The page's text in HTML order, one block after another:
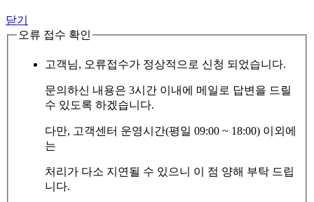
닫기
오류 접수 확인
고객님, 오류접수가 정상적으로 신청 되었습니다.
문의하신 내용은 3시간 이내에 메일로 답변을 드릴
수 있도록 하겠습니다.
다만, 고객센터 운영시간(평일 09:00 ~ 18:00) 이외에
는
처리가 다소 지연될 수 있으니 이 점 양해 부탁 드립
니다.